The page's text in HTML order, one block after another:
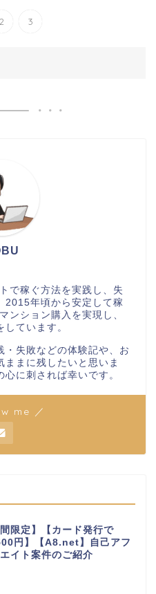
2 3
で稼ぐ方法を実践し、失
2015年頃から安定して稼
ンション購入を実現し、
ています。
・失敗などの体験記や、お
まに残したいと思いま
に刺されば幸いです。
me ／
間限定】【カード発行で
円】【A8.net】自己アフ
イト案件のご紹介